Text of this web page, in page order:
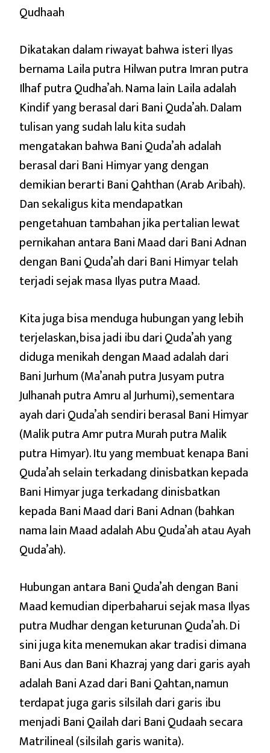
Qudhaah
Dikatakan dalam riwayat bahwa isteri Ilyas
bernama Laila putra Hilwan putra Imran putra
Ilhaf putra Qudha’ah. Nama lain Laila adalah
Kindif yang berasal dari Bani Quda’ah. Dalam
tulisan yang sudah lalu kita sudah
mengatakan bahwa Bani Quda’ah adalah
berasal dari Bani Himyar yang dengan
demikian berarti Bani Qahthan (Arab Aribah).
Dan sekaligus kita mendapatkan
pengetahuan tambahan jika pertalian lewat
pernikahan antara Bani Maad dari Bani Adnan
dengan Bani Quda’ah dari Bani Himyar telah
terjadi sejak masa Ilyas putra Maad.
Kita juga bisa menduga hubungan yang lebih
terjelaskan, bisa jadi ibu dari Quda’ah yang
diduga menikah dengan Maad adalah dari
Bani Jurhum (Ma’anah putra Jusyam putra
Julhanah putra Amru al Jurhumi), sementara
ayah dari Quda’ah sendiri berasal Bani Himyar
(Malik putra Amr putra Murah putra Malik
putra Himyar). Itu yang membuat kenapa Bani
Quda’ah selain terkadang dinisbatkan kepada
Bani Himyar juga terkadang dinisbatkan
kepada Bani Maad dari Bani Adnan (bahkan
nama lain Maad adalah Abu Quda’ah atau Ayah
Quda’ah).
Hubungan antara Bani Quda’ah dengan Bani
Maad kemudian diperbaharui sejak masa Ilyas
putra Mudhar dengan keturunan Quda’ah. Di
sini juga kita menemukan akar tradisi dimana
Bani Aus dan Bani Khazraj yang dari garis ayah
adalah Bani Azad dari Bani Qahtan, namun
terdapat juga garis silsilah dari garis ibu
menjadi Bani Qailah dari Bani Qudaah secara
Matrilineal (silsilah garis wanita).